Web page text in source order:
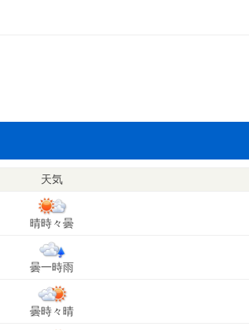
天気
晴時々曇
曇一時雨
曇時々晴